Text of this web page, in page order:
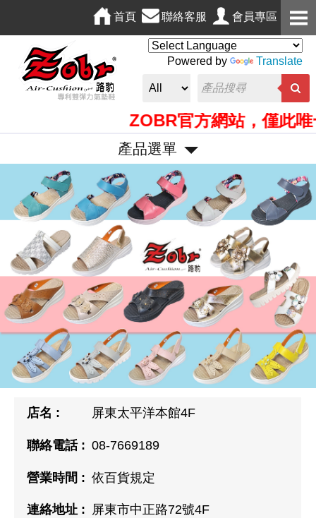
會員專區
聯絡客服
首頁
Powered by Translate
ZOBR官方網站，僅此唯一
產品選單
e
v
o
u
s
e
x
t
屏東太平洋本館4F
08-7669189
依百貨規定
屏東市中正路72號4F